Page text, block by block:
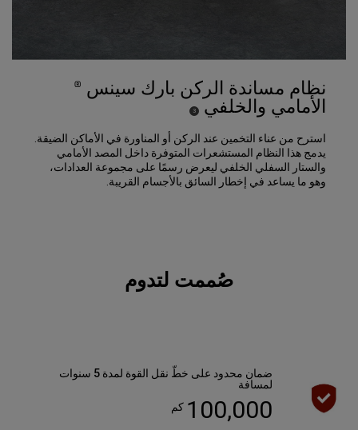
نظام مساندة الركن بارك سينس ®
الأمامي والخلفي
(
Disclosure
3
)
استرح من عناء التخمين عند الركن أو المناورة في الأماكن الضيقة.
يدمج هذا النظام المستشعرات المتوفرة داخل المصد الأمامي
والستار السفلي الخلفي ليعرض رسمًا على مجموعة العدادات،
وهو ما يساعد في إخطار السائق بالأجسام القريبة.
صُممت لتدوم
ضمان محدود على خطّ نقل القوة لمدة 5 سنوات
لمسافة
100,000 كم